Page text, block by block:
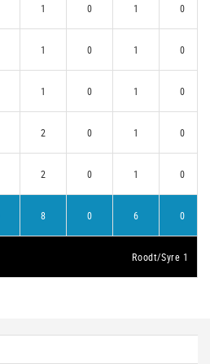
1 0 1 0
1 0 1 0
1 0 1 0
2 0 1 0
2 0 1 0
8 0 6 0
Roodt/Syre 1